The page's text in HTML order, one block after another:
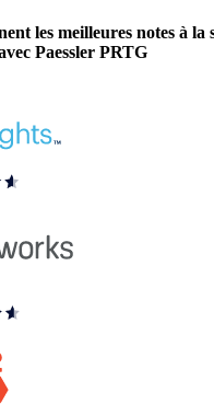
les meilleures notes à la
Paessler PRTG